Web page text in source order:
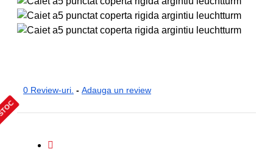
0 Review-uri. - Adauga un review